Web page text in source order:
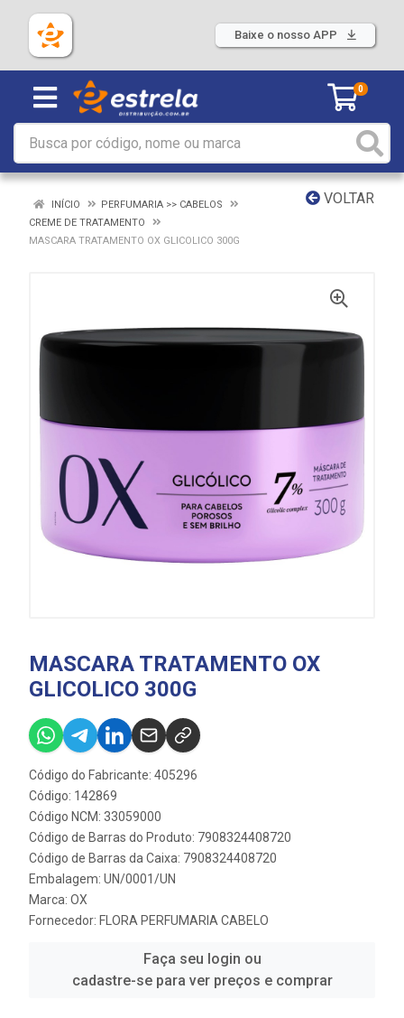
Baixe o nosso APP
0
VOLTAR
INÍCIO
PERFUMARIA >> CABELOS
CREME DE TRATAMENTO
MASCARA TRATAMENTO OX GLICOLICO 300G
MASCARA TRATAMENTO OX
GLICOLICO 300G
Código do Fabricante: 405296
Código: 142869
Código NCM: 33059000
Código de Barras do Produto: 7908324408720
Código de Barras da Caixa: 7908324408720
Embalagem: UN/0001/UN
Marca: OX
Fornecedor: FLORA PERFUMARIA CABELO
Faça seu login ou
cadastre-se para ver preços e comprar